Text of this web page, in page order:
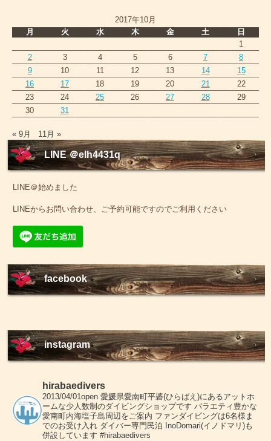
2017年10月
月
火 水 木 金 土
日
1
2
3 4 5 6 7
8
9
10 11 12 13 14
15
16
17 18 19 20 21
22
23
24 25 26 27 28
29
30
31
« 9月 11月 »
LINE ＠elh4431q
LINE＠始めました
LINEからお問い合わせ、ご予約可能ですのでご利用ください
facebook
instagram
hirabaedivers
2013/04/01open 愛媛県愛南町平碆(ひらばえ)にあるアットホ
ームな少人数制のダイビングショップです バラエティ豊かな
愛南町内海塩子島周辺をご案内 ファンダイビングは6名様ま
でのお受け入れ ダイバー専門民泊 InoDomari(イノドマリ)も
併設しています #hirabaedivers